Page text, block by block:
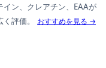
ン、クレアチン、EAAが
評価。
おすすめを見る →